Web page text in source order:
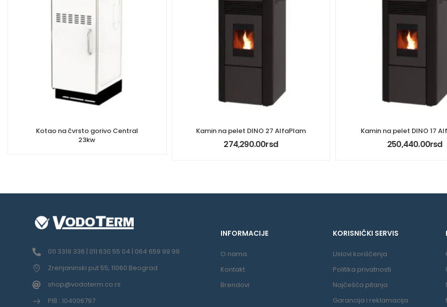
Kotao na čvrsto gorivo Central
23kw
Kamin na pelet DINO 27 AlfaPlam
274,290.00rsd
Kamin na pelet DINO 17
250,440.00rsd
011 3319 336 | 011 630 55 04 | 064 659 99 99
Zrenjaninski put 55, 11060 Beograd
shop@vodoterm.co.rs
PIB : 104006797
INFORMACIJE
O nama
Kontakt
Brendovi
KORISNIČKI SERVIS
Uslovi korišćenja
Politika privatnosti
Najčešća pitanja
Garancija i reklamacija